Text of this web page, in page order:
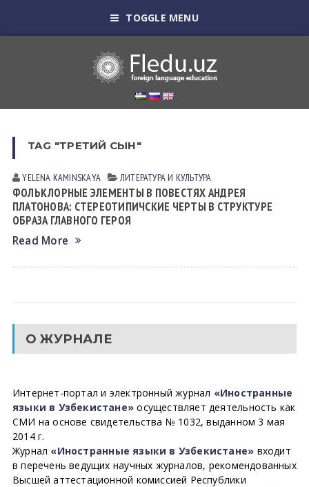
TOGGLE MENU
TAG "ТРЕТИЙ СЫН"
YELENA KАMINSKАYA ЛИТЕРАТУРА И КУЛЬТУРА
ФОЛЬКЛОРНЫЕ ЭЛЕМЕНТЫ В ПОВЕСТЯХ АНДРЕЯ
ПЛАТОНОВА: СТЕРЕОТИПИЧСКИЕ ЧЕРТЫ В СТРУКТУРЕ
ОБРАЗА ГЛАВНОГО ГЕРОЯ
Read More
О ЖУРНАЛЕ
Интернет-портал и электронный журнал «Иностранные
языки в Узбекистане» осуществляет деятельность как
СМИ на основе свидетельства № 1032, выданном 3 мая
2014 г.
Журнал «Иностранные языки в Узбекистане» входит
в перечень ведущих научных журналов, рекомендованных
Высшей аттестационной комиссией Республики